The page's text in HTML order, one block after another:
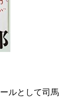
ルとして司馬